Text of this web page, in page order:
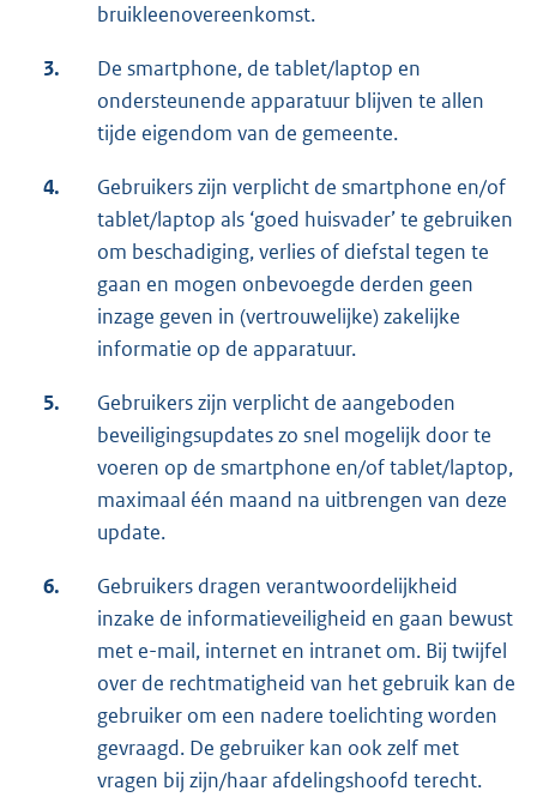
bruikleenovereenkomst.
3.
De smartphone, de tablet/laptop en
ondersteunende apparatuur blijven te allen
tijde eigendom van de gemeente.
4.
Gebruikers zijn verplicht de smartphone en/of
tablet/laptop als ‘goed huisvader’ te gebruiken
om beschadiging, verlies of diefstal tegen te
gaan en mogen onbevoegde derden geen
inzage geven in (vertrouwelijke) zakelijke
informatie op de apparatuur.
5.
Gebruikers zijn verplicht de aangeboden
beveiligingsupdates zo snel mogelijk door te
voeren op de smartphone en/of tablet/laptop,
maximaal één maand na uitbrengen van deze
update.
6.
Gebruikers dragen verantwoordelijkheid
inzake de informatieveiligheid en gaan bewust
met e-mail, internet en intranet om. Bij twijfel
over de rechtmatigheid van het gebruik kan de
gebruiker om een nadere toelichting worden
gevraagd. De gebruiker kan ook zelf met
vragen bij zijn/haar afdelingshoofd terecht.